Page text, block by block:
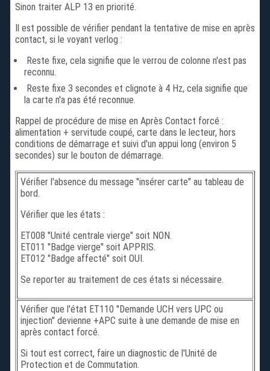
Sinon traiter ALP 13 en priorité.
Il est possible de vérifier pendant la tentative de mise en après
contact, si le voyant verlog :
Reste fixe, cela signifie que le verrou de colonne n'est pas
reconnu.
Reste fixe 3 secondes et clignote à 4 Hz, cela signifie que
la carte n'a pas été reconnue.
Rappel de procédure de mise en Après Contact forcé :
alimentation + servitude coupé, carte dans le lecteur, hors
conditions de démarrage et suivi d'un appui long (environ 5
secondes) sur le bouton de démarrage.
Vérifier l'absence du message "insérer carte" au tableau de
bord.
Vérifier que les états :
ET008 "Unité centrale vierge" soit NON.
ET011 "Badge vierge" soit APPRIS.
ET012 "Badge affecté" soit OUI.
Se reporter au traitement de ces états si nécessaire.
Vérifier que l'état ET110 "Demande UCH vers UPC ou
injection" devienne +APC suite à une demande de mise en
après contact forcé.
Si tout est correct, faire un diagnostic de l'Unité de
Protection et de Commutation.